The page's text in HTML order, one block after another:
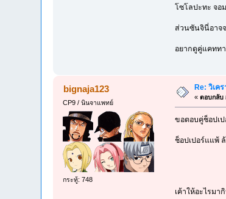
โซโลปะทะ จอ
ส่วนซันจินี่อาจ
อยากดูคู่แคทท
bignaja123
CP9 / นินจาแพทย์
กระทู้: 748
Re: วิเค
«ตอบกลับ
ขอตอบคู่ช็อปเป
ช็อปเปอร์แแพ้
เค้าให้อะไรม